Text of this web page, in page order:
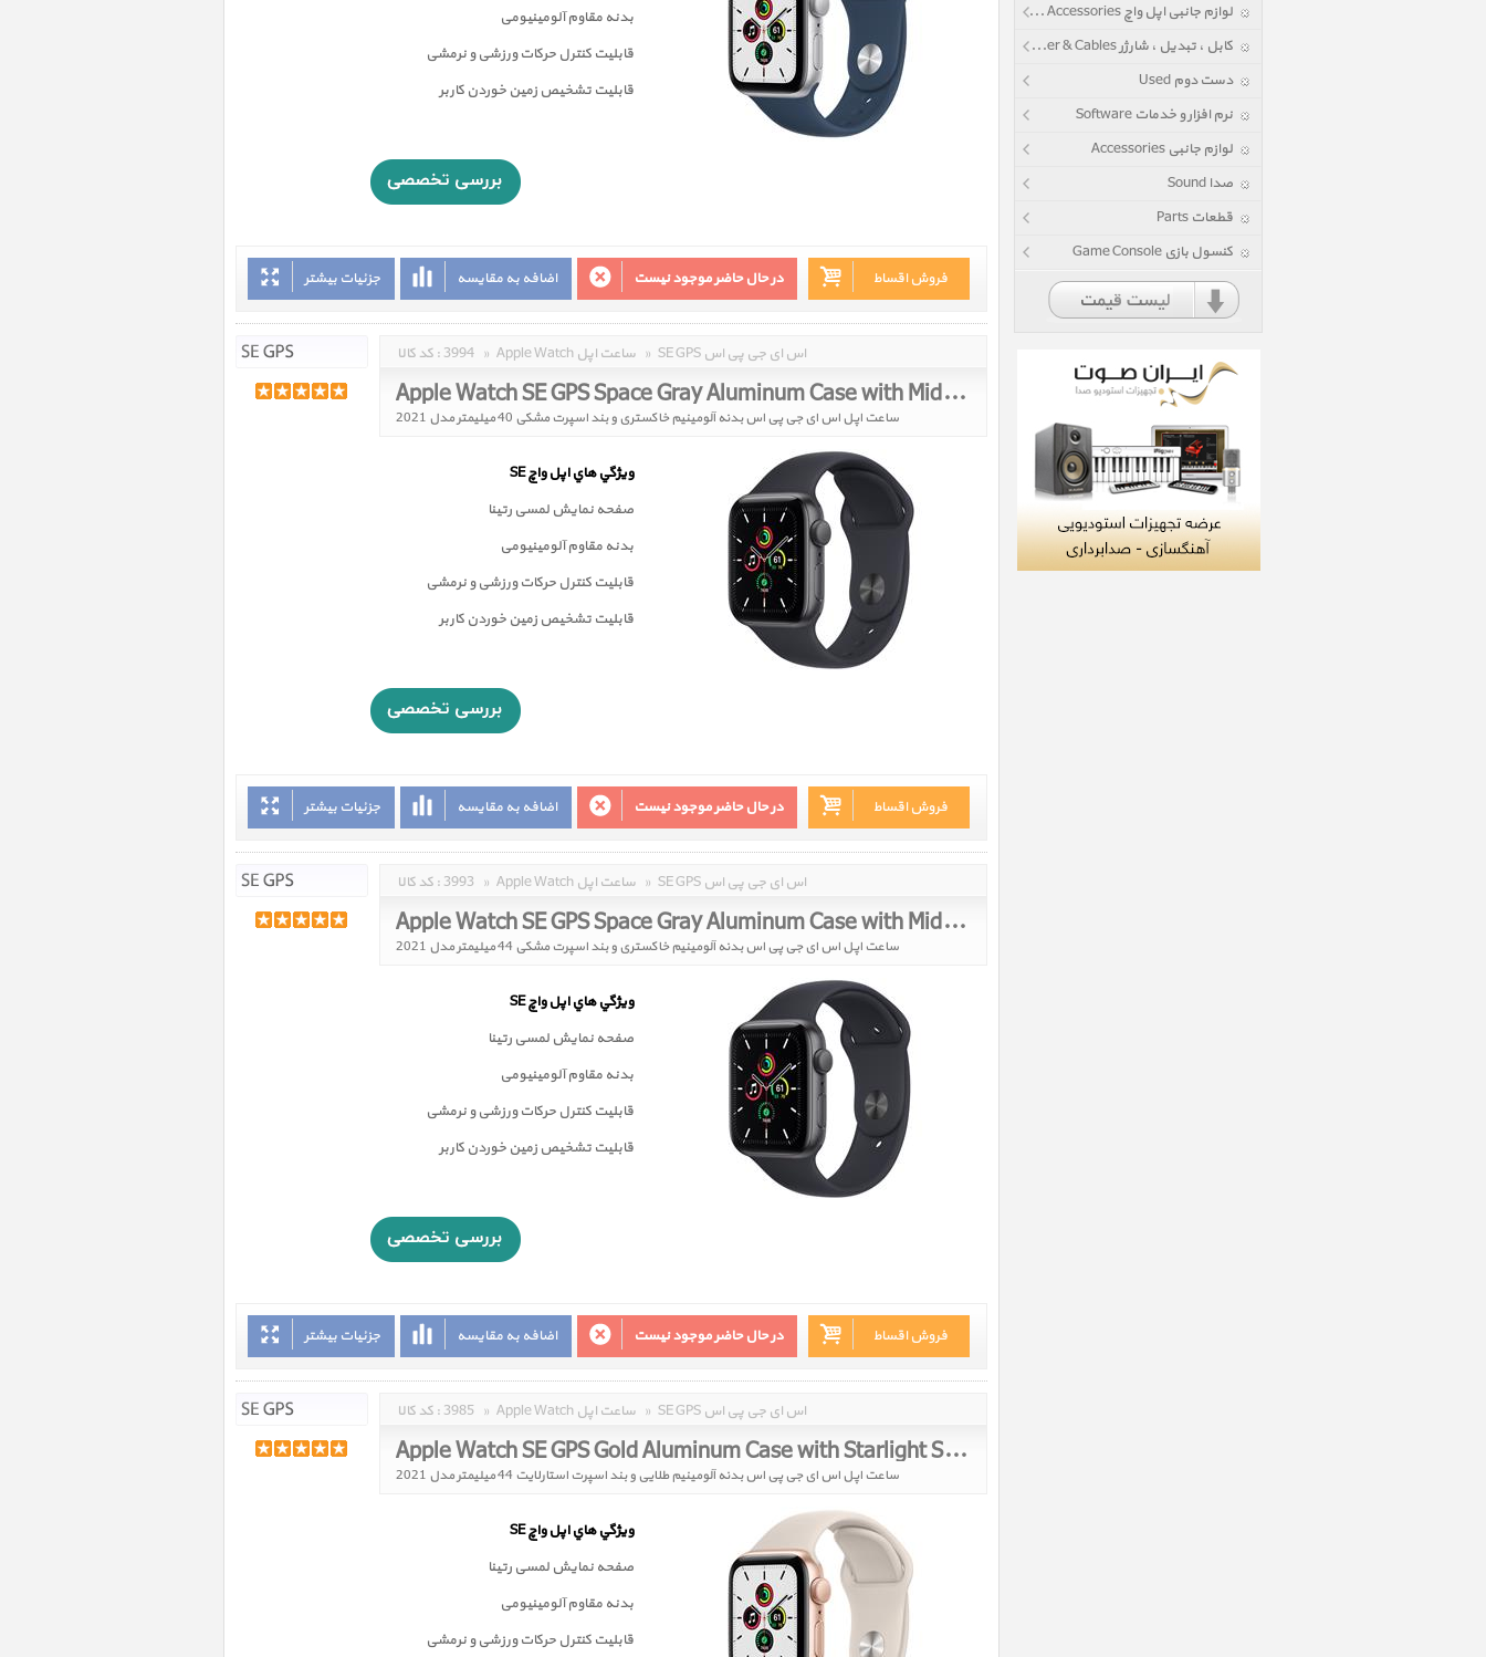
بدنه مقاوم آلومینیومی
قابلیت کنترل حرکات ورزشی و نرمشی
قابليت تشخيص زمين خوردن کاربر
جزئیات بیشتر اضافه به مقایسه در حال حاضر موجود نیست فروش اقساط
کد کالا : 3994 » Apple Watch ساعت اپل » SE GPS اس ای جی پی اس
Apple Watch SE GPS Space Gray Aluminum Case with Midnight Sport Band 40mm 2021
ساعت اپل اس ای جی پی اس بدنه آلومینیم خاکستری و بند اسپرت مشکی 40 میلیمتر مدل 2021
ويژگي هاي اپل واچ SE
صفحه نمايش لمسی رتينا
بدنه مقاوم آلومینیومی
قابلیت کنترل حرکات ورزشی و نرمشی
قابليت تشخيص زمين خوردن کاربر
جزئیات بیشتر اضافه به مقایسه در حال حاضر موجود نیست فروش اقساط
کد کالا : 3993 » Apple Watch ساعت اپل » SE GPS اس ای جی پی اس
Apple Watch SE GPS Space Gray Aluminum Case with Midnight Sport Band 44mm 2021
ساعت اپل اس ای جی پی اس بدنه آلومینیم خاکستری و بند اسپرت مشکی 44 میلیمتر مدل 2021
ويژگي هاي اپل واچ SE
صفحه نمايش لمسی رتينا
بدنه مقاوم آلومینیومی
قابلیت کنترل حرکات ورزشی و نرمشی
قابليت تشخيص زمين خوردن کاربر
جزئیات بیشتر اضافه به مقایسه در حال حاضر موجود نیست فروش اقساط
کد کالا : 3985 » Apple Watch ساعت اپل » SE GPS اس ای جی پی اس
Apple Watch SE GPS Gold Aluminum Case with Starlight Sport Band 44mm 2021
ساعت اپل اس ای جی پی اس بدنه آلومینیم طلایی و بند اسپرت استارلایت 44 میلیمتر مدل 2021
ويژگي هاي اپل واچ SE
صفحه نمايش لمسی رتينا
بدنه مقاوم آلومینیومی
قابلیت کنترل حرکات ورزشی و نرمشی
لوازم جانبی اپل واچ Apple Watch Accessories
کابل ، تبدیل ، شارژر Power & Cables
دست دوم Used
نرم افزار و خدمات Software
لوازم جانبی Accessories
صدا Sound
قطعات Parts
کنسول بازی Game Console